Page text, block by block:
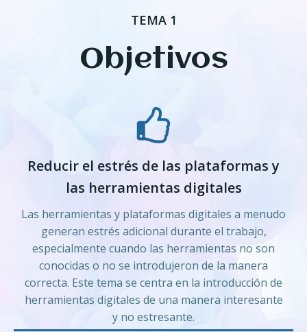
TEMA 1
Objetivos
Reducir el estrés de las plataformas y
las herramientas digitales
Las herramientas y plataformas digitales a menudo
generan estrés adicional durante el trabajo,
especialmente cuando las herramientas no son
conocidas o no se introdujeron de la manera
correcta. Este tema se centra en la introducción de
herramientas digitales de una manera interesante
y no estresante.